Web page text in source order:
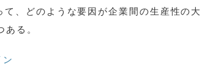
、どのような要因が企業間の生産性の大
る。